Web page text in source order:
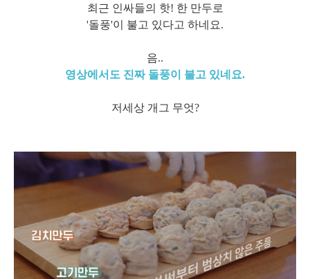
최근 인싸들의 핫! 한 만두로
'돌풍'이 불고 있다고 하네요.
음..
영상에서도 진짜 돌풍이 불고 있네요.
저세상 개그 무엇?